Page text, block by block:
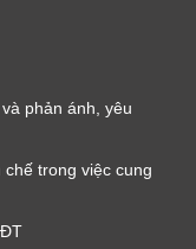
phản ánh, yêu
trong việc cung